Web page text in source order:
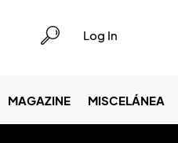
Log In
MAGAZINE MISCELÁNEA